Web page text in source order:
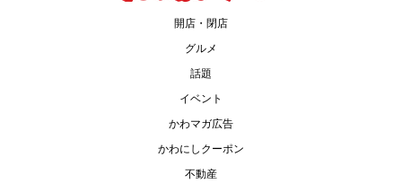
開店・閉店
グルメ
話題
イベント
かわマガ広告
かわにしクーポン
不動産